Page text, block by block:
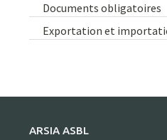
Documents obligatoires
Exportation et
ARSIA ASBL